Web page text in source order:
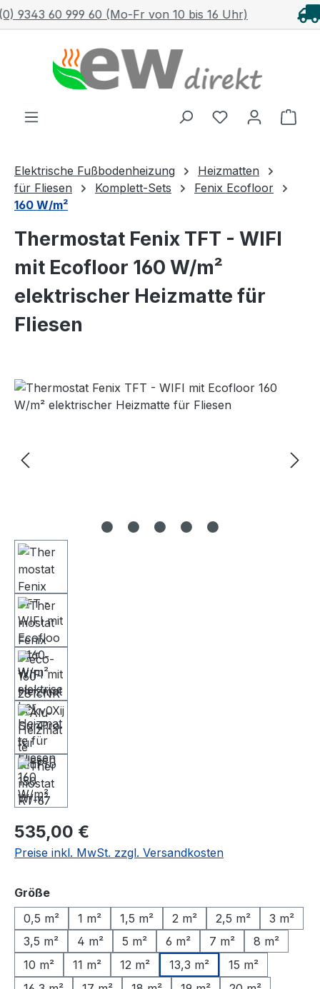
Zum Hauptinhalt springen
Uhr) Kostenloser Versand mit DHL ab
Elektrische Fußbodenheizung
Heizmatten
für Fliesen
Komplett-Sets
Fenix Ecofloor
160 W/m²
Thermostat Fenix TFT - WIFI
mit Ecofloor 160 W/m²
elektrischer Heizmatte für
Fliesen
Bildergalerie überspringen
Regulärer Preis:
535,00 €
Preise inkl. MwSt. zzgl. Versandkosten
Größeauswählen
0,5 m²
1 m² 1,5 m² 2 m² 2,5 m²
3 m²
3,5 m²
4 m² 5 m² 6 m² 7 m²
8 m²
10 m²
11 m² 12 m² 13,3 m²
15 m²